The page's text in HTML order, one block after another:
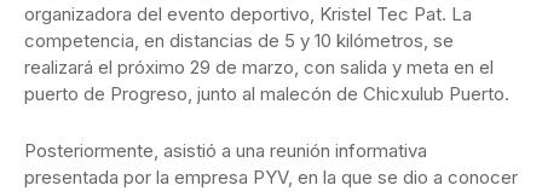
organizadora del evento deportivo, Kristel Tec Pat. La
competencia, en distancias de 5 y 10 kilómetros, se
realizará el próximo 29 de marzo, con salida y meta en el
puerto de Progreso, junto al malecón de Chicxulub Puerto.
Posteriormente, asistió a una reunión informativa
presentada por la empresa PYV, en la que se dio a conocer